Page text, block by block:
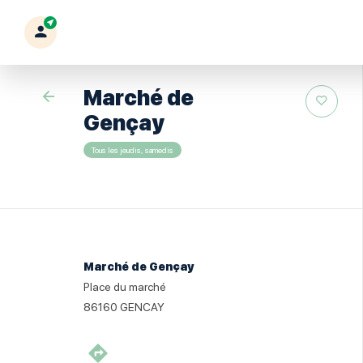
Mon
RetourMarché de
Gençay
Tous les jeudis, samedis
Marché de Gençay
Place du marché
86160GENCAY